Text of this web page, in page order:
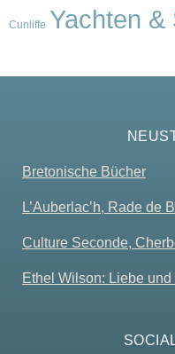
Cunliffe Yachten &
Bretonische Bücher
L’Auberlac’h, Rade de
Culture Seconde,
Ethel Wilson: Liebe